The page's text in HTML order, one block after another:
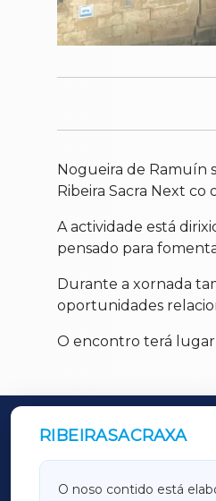
Nogueira de Ramuín
Ribeira Sacra Next
A actividade está
pensado para
Durante a xornada
oportunidades
O encontro terá lugar
RIBEIRASACRAXA
O noso contido está
OUTROS
GALICIAXA